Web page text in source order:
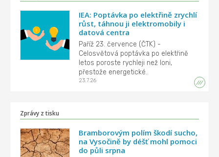
IEA: Poptávka po elektřině zrychlí
růst, táhnou ji elektromobily i
datová centra
Paříž 23. července (ČTK) -
Celosvětová poptávka po elektřině
letos poroste rychleji než loni,
přestože energetické..
23.7.26
Zprávy z tisku
Bramborovým polím škodí sucho,
na Vysočině by déšť mohl pomoci
do půli srpna